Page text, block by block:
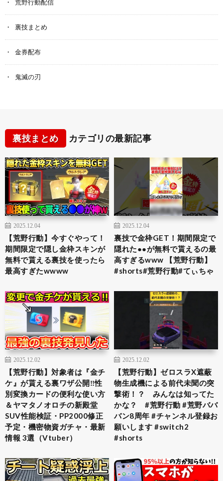
荒野行動配信
裏技まとめ
金券配布
鬼滅の刃
裏技まとめ カテゴリの最新記事
2025.12.04
【荒野行動】今すぐやって！
期間限定で隠し金枠スキンが
無料で貰える裏技を使ったら
最高すぎたwwww
2025.12.04
裏技で金枠GET！期間限定で
隠れた●●が無料で貰えるの最
高すぎるwww 【荒野行動】
#shorts#荒野行動#てぃちゃ
2025.12.02
【荒野行動】対象者は『金チ
ケ』が貰える裏ワザ公開‼性
別変換カードの便利な使い方
＆ヤマタノオロチの新殿堂
SUV性能検証・PP2000修正
予定・機密物資ガチャ・最新
情報 3選（Vtuber）
2025.12.02
【荒野行動】ゼロスラX遮蔽
物生成機による前代未聞の突
撃術！？ みんなは知ってた
かな？ #荒野行動 #荒野ババ
バン8周年 #チャンネル登録お
願いします #switch2
#shorts